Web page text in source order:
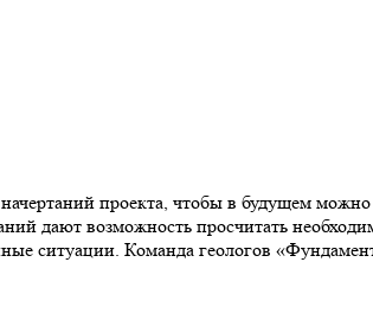
проекта, чтобы в будущем
дают возможность просчитать
ситуации. Команда геологов